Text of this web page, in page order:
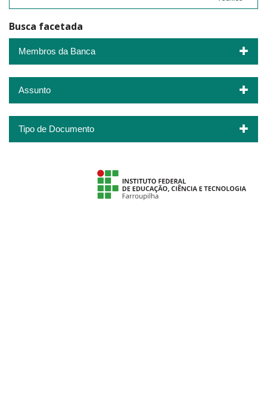
Busca facetada
Membros da Banca
Assunto
Tipo de Documento